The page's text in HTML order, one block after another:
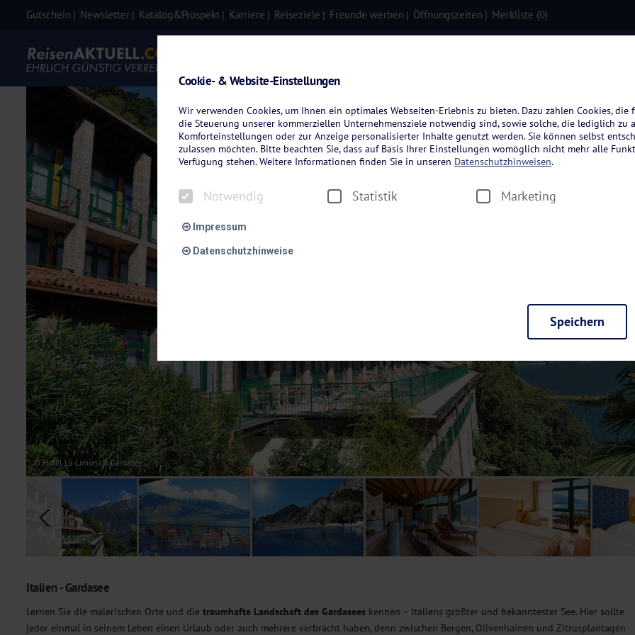
Gutschein Newsletter Katalog&Prospekt Karriere Reiseziele Freunde werben Öffnungszeiten Merkliste (0)
© Hotel La Limonaia Gardasee
Italien - Gardasee
Lernen Sie die malerischen Orte und die traumhafte Landschaft des Gardasees kennen – Italiens größter und bekanntester See. Hier sollte
jeder einmal in seinem Leben einen Urlaub oder auch mehrere verbracht haben, denn zwischen Bergen, Olivenhainen und Zitrusplantagen
Cookie- & Website-Einstellungen
Wir verwenden Cookies, um Ihnen ein optimales Webseiten-Erlebnis zu bieten. Dazu zählen Cookies,
die Steuerung unserer kommerziellen Unternehmensziele notwendig sind, sowie solche, die lediglich zu
Komforteinstellungen oder zur Anzeige personalisierter Inhalte genutzt werden. Sie können selbst
zulassen möchten. Bitte beachten Sie, dass auf Basis Ihrer Einstellungen womöglich nicht mehr alle
Verfügung stehen. Weitere Informationen finden Sie in unseren Datenschutzhinweisen.
Notwendig Statistik Marketing
Impressum
Datenschutzhinweise
Diese Cookies sind für den Betrieb der Seite unbedingt notwendig und ermöglichen beispielsweise
möchten, um Ihnen unsere Dienste bei einem erneuten Besuch unserer Seite schneller zur Verfügung zu
Statistik
Um unser Angebot und unsere Webseite weiter zu verbessern, erfassen wir anonymisierte Daten für
dieser Cookies können wir beispielsweise die Besucherzahlen und den Effekt bestimmter Seiten unseres
unsere Inhalte optimieren. Wir nutzen hierfür Dienste von Google und Facebook. Durch diese Dienste
Übermittlung, der auf unsere Website erfassten Daten, kommen. Weitere Hinweise zu der Verarbeitung
Datenschutzhinweisen. Sie können Ihre Einwilligung jederzeit in denCookie-Einstellungenwiderrufen.
Marketing
Diese Cookies werden genutzt, um Ihnen personalisierte Inhalte, passend zu Ihren Interessen anzuzeigen.
Speichern